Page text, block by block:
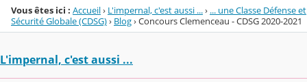
Vous êtes ici : Accueil› L'impernal, c'est aussi ...› ... une Classe Défense et
Sécurité Globale (CDSG)› Blog›Concours Clemenceau - CDSG 2020-2021
L'impernal, c'est aussi ...